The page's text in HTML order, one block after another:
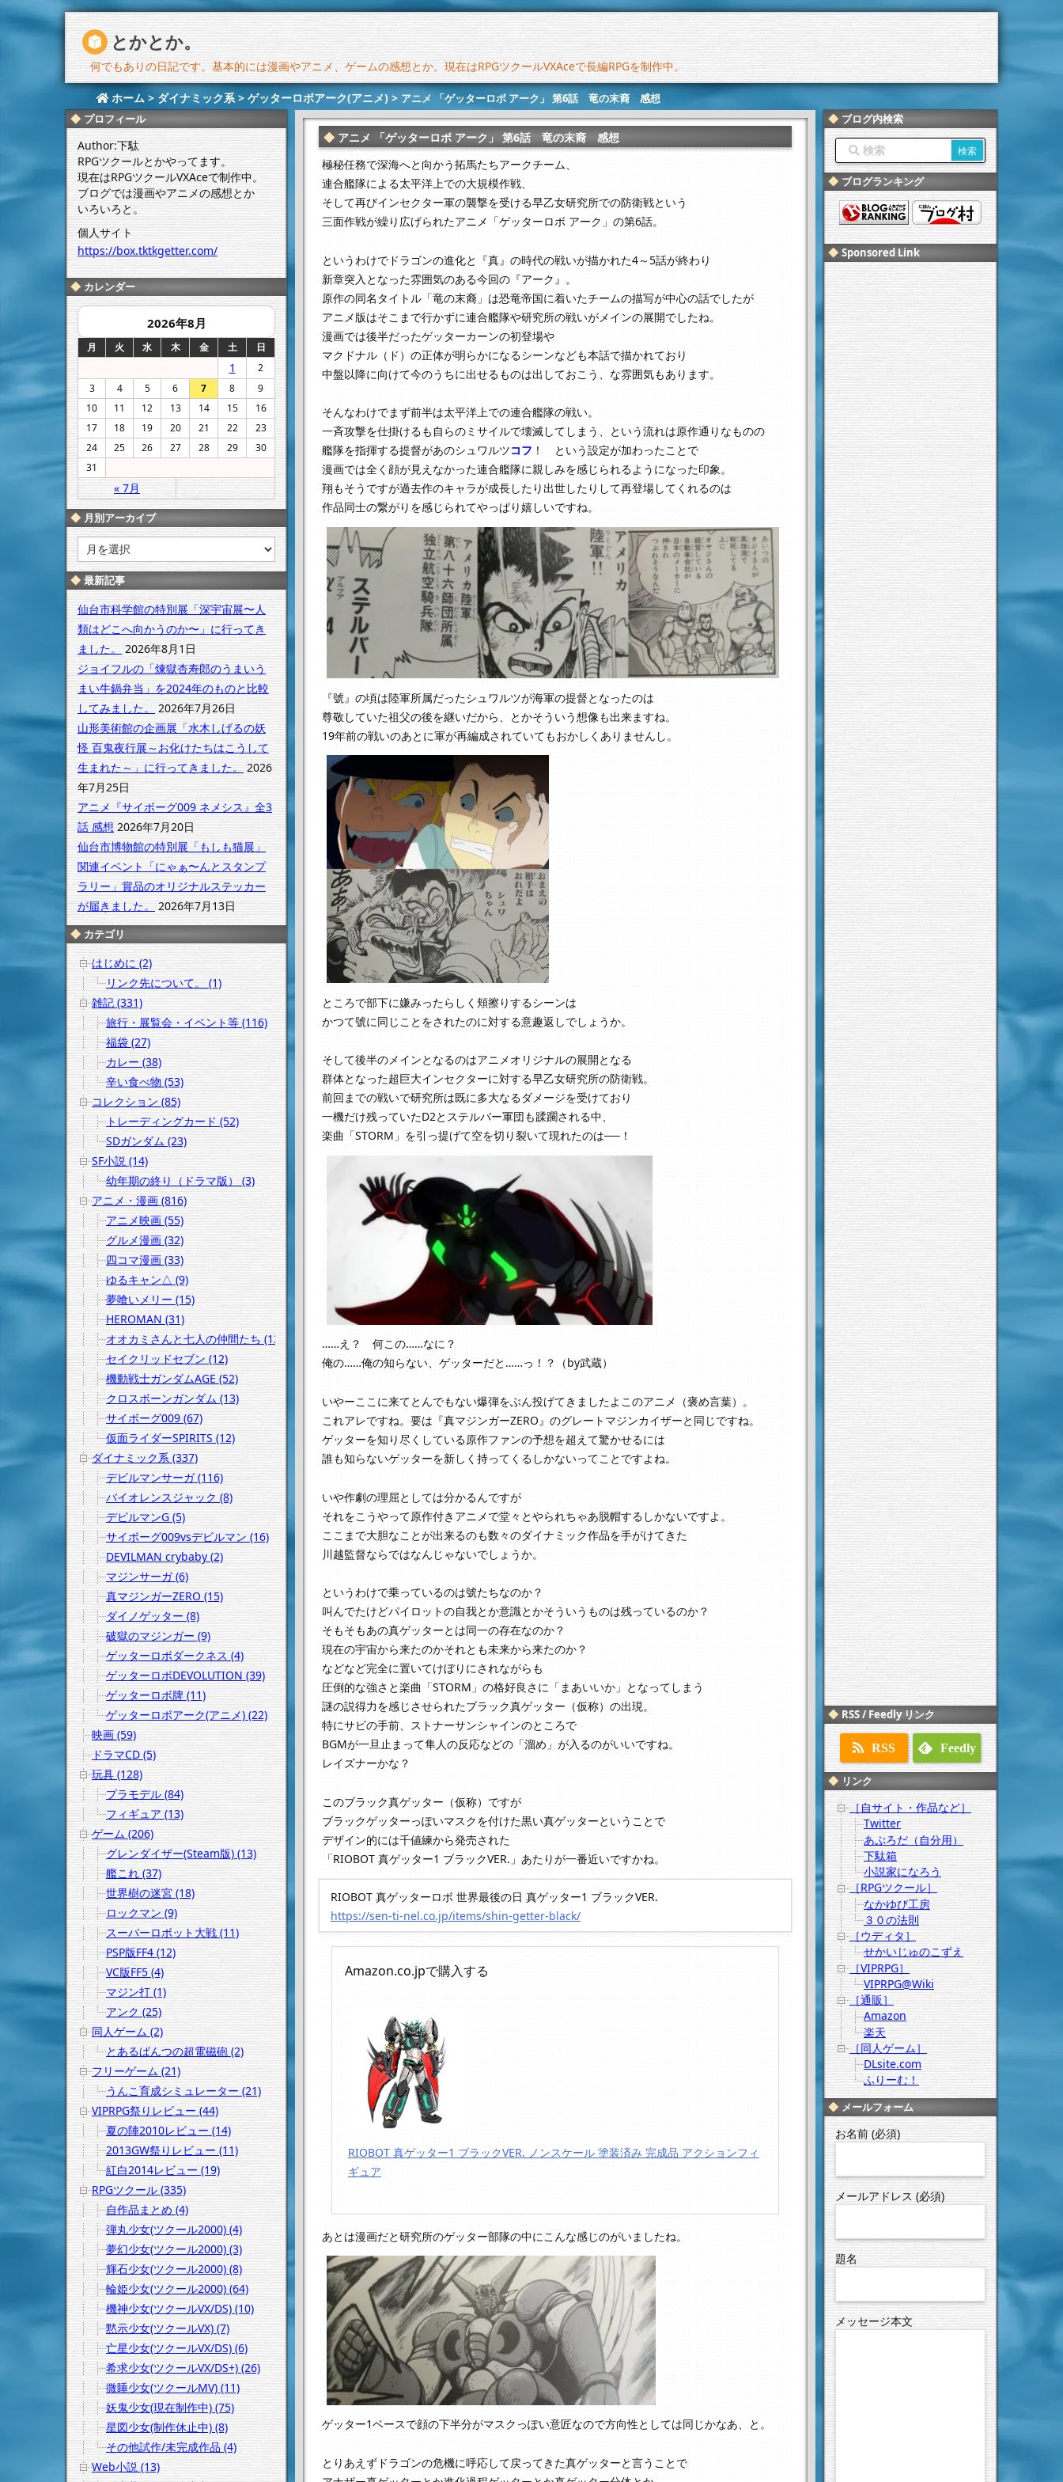
とかとか。
何でもありの日記です。基本的には漫画やアニメ、ゲームの感想とか。現在はRPGツクールVXAceで長編RPGを制作中。
ホーム > ダイナミック系> ゲッターロボアーク(アニメ) > アニメ 「ゲッターロボ アーク」 第6話 竜の末裔 感想
アニメ 「ゲッターロボ アーク」 第6話 竜の末裔 感想
極秘任務で深海へと向かう拓馬たちアークチーム、
連合艦隊による太平洋上での大規模作戦、
そして再びインセクター軍の襲撃を受ける早乙女研究所での防衛戦という
三面作戦が繰り広げられたアニメ「ゲッターロボ アーク」の第6話。
というわけでドラゴンの進化と『真』の時代の戦いが描かれた4～5話が終わり
新章突入となった雰囲気のある今回の『アーク』。
原作の同名タイトル「竜の末裔」は恐竜帝国に着いたチームの描写が中心の話でしたが
アニメ版はそこまで行かずに連合艦隊や研究所の戦いがメインの展開でしたね。
漫画では後半だったゲッターカーンの初登場や
マクドナル（ド）の正体が明らかになるシーンなども本話で描かれており
中盤以降に向けて今のうちに出せるものは出しておこう、な雰囲気もあります。
そんなわけでまず前半は太平洋上での連合艦隊の戦い。
一斉攻撃を仕掛けるも自らのミサイルで壊滅してしまう、という流れは原作通りなものの
艦隊を指揮する提督があのシュワルツコフ ！ という設定が加わったことで
漫画では全く顔が見えなかった連合艦隊に親しみを感じられるようになった印象。
翔もそうですが過去作のキャラが成長したり出世したりして再登場してくれるのは
作品同士の繋がりを感じられてやっぱり嬉しいですね。
『號』の頃は陸軍所属だったシュワルツが海軍の提督となったのは
尊敬していた祖父の後を継いだから、とかそういう想像も出来ますね。
19年前の戦いのあとに軍が再編成されていてもおかしくありませんし。
ところで部下に嫌みったらしく頬擦りするシーンは
かつて號に同じことをされたのに対する意趣返しでしょうか。
そして後半のメインとなるのはアニメオリジナルの展開となる
群体となった超巨大インセクターに対する早乙女研究所の防衛戦。
前回までの戦いで研究所は既に多大なるダメージを受けており
一機だけ残っていたD2とステルバー軍団も蹂躙される中、
楽曲「STORM」を引っ提げて空を切り裂いて現れたのは──！
……え？ 何この……なに？
俺の……俺の知らない、ゲッターだと……っ！？（by武蔵）
いやーここに来てとんでもない爆弾をぶん投げてきましたよこのアニメ（褒め言葉）。
これアレですね。要は『真マジンガーZERO』のグレートマジンカイザーと同じですね。
ゲッターを知り尽くしている原作ファンの予想を超えて驚かせるには
誰も知らないゲッターを新しく持ってくるしかないってことですよね。
いや作劇の理屈としては分かるんですが
それをこうやって原作付きアニメで堂々とやられちゃあ脱帽するしかないですよ。
ここまで大胆なことが出来るのも数々のダイナミック作品を手がけてきた
川越監督ならではなんじゃないでしょうか。
というわけで乗っているのは號たちなのか？
叫んでたけどパイロットの自我とか意識とかそういうものは残っているのか？
そもそもあの真ゲッターとは同一の存在なのか？
現在の宇宙から来たのかそれとも未来から来たのか？
などなど完全に置いてけぼりにされながらも
圧倒的な強さと楽曲「STORM」の格好良さに「まあいいか」となってしまう
謎の説得力を感じさせられたブラック真ゲッター（仮称）の出現。
特にサビの手前、ストナーサンシャインのところで
BGMが一旦止まって隼人の反応などの「溜め」が入るのがいいですね。
レイズナーかな？
このブラック真ゲッター（仮称）ですが
ブラックゲッターっぽいマスクを付けた黒い真ゲッターということで
デザイン的には千値練から発売された
「RIOBOT 真ゲッター1 ブラックVER.」あたりが一番近いですかね。
RIOBOT 真ゲッターロボ 世界最後の日 真ゲッター1 ブラックVER.
https://sen-ti-nel.co.jp/items/shin-getter-black/
Amazon.co.jpで購入する
RIOBOT 真ゲッター1 ブラックVER. ノンスケール 塗装済み 完成品 アクションフィ
ギュア
あとは漫画だと研究所のゲッター部隊の中にこんな感じのがいましたね。
ゲッター1ベースで顔の下半分がマスクっぽい意匠なので方向性としては同じかなあ、と。
とりあえずドラゴンの危機に呼応して戻ってきた真ゲッターと言うことで
プロフィール
Author:下駄
RPGツクールとかやってます。
現在はRPGツクールVXAceで制作中。
ブログでは漫画やアニメの感想とか
いろいろと。
個人サイト
https://box.tktkgetter.com/
カレンダー
2026年8月
月 火 水 木 金 土 日
1
2
3
4 5 6 7 8
9
10
11 12 13 14 15
16
17
18 19 20 21 22
23
24
25 26 27 28 29
30
31
« 7月
月別アーカイブ
別
ア
ー
カ
イ
ブ
最新記事
仙台市科学館の特別展「深宇宙展〜人
類はどこへ向かうのか〜」に行ってき
ました。
2026年8月1日
ジョイフルの「煉獄杏寿郎のうまいう
まい牛鍋弁当」を2024年のものと比較
してみました。 2026年7月26日
山形美術館の企画展「水木しげるの妖
怪 百鬼夜行展～お化けたちはこうして
生まれた～」に行ってきました。 2026
年7月25日
アニメ『サイボーグ009 ネメシス』全3
話 感想 2026年7月20日
仙台市博物館の特別展「もしも猫展」
関連イベント「にゃぁ〜んとスタンプ
ラリー」賞品のオリジナルステッカー
が届きました。 2026年7月13日
カテゴリ
はじめに (2)
リンク先について。 (1)
雑記 (331)
旅行・展覧会・イベント等 (116)
福袋 (27)
カレー (38)
辛い食べ物 (53)
コレクション (85)
トレーディングカード (52)
SDガンダム (23)
SF小説 (14)
幼年期の終り（ドラマ版） (3)
アニメ・漫画 (816)
アニメ映画 (55)
グルメ漫画 (32)
四コマ漫画 (33)
ゆるキャン△ (9)
夢喰いメリー (15)
HEROMAN (31)
オオカミさんと七人の仲間たち (13)
セイクリッドセブン (12)
機動戦士ガンダムAGE (52)
クロスボーンガンダム (13)
サイボーグ009 (67)
仮面ライダーSPIRITS (12)
ダイナミック系 (337)
デビルマンサーガ (116)
バイオレンスジャック (8)
デビルマンG (5)
サイボーグ009vsデビルマン (16)
DEVILMAN crybaby (2)
マジンサーガ (6)
真マジンガーZERO (15)
ダイノゲッター (8)
破獄のマジンガー (9)
ゲッターロボダークネス (4)
ゲッターロボDEVOLUTION (39)
ゲッターロボ牌 (11)
ゲッターロボアーク(アニメ) (22)
映画 (59)
ドラマCD (5)
玩具 (128)
プラモデル (84)
フィギュア (13)
ゲーム (206)
グレンダイザー(Steam版) (13)
艦これ (37)
世界樹の迷宮 (18)
ロックマン (9)
スーパーロボット大戦 (11)
PSP版FF4 (12)
VC版FF5 (4)
マジン打 (1)
アンク (25)
同人ゲーム (2)
とあるぱんつの超電磁砲 (2)
フリーゲーム (21)
うんこ育成シミュレーター (21)
VIPRPG祭りレビュー (44)
夏の陣2010レビュー (14)
2013GW祭りレビュー (11)
紅白2014レビュー (19)
RPGツクール (335)
自作品まとめ (4)
弾丸少女(ツクール2000) (4)
夢幻少女(ツクール2000) (3)
輝石少女(ツクール2000) (8)
輪姫少女(ツクール2000) (64)
機神少女(ツクールVX/DS) (10)
黙示少女(ツクールVX) (7)
亡星少女(ツクールVX/DS) (6)
希求少女(ツクールVX/DS+) (26)
微睡少女(ツクールMV) (11)
妖鬼少女(現在制作中) (75)
星図少女(制作休止中) (8)
その他試作/未完成作品 (4)
Web小説 (13)
ブログ内検索
ブログランキング
Sponsored Link
RSS / Feedly リンク
RSS Feedly
リンク
［自サイト・作品など］
Twitter
あぷろだ（自分用）
下駄箱
小説家になろう
［RPGツクール］
なかゆび工房
３０の法則
［ウディタ］
せかいじゅのこずえ
［VIPRPG］
VIPRPG@Wiki
［通販］
Amazon
楽天
［同人ゲーム］
DLsite.com
ふりーむ！
メールフォーム
お名前 (必須)
メールアドレス (必須)
題名
メッセージ本文